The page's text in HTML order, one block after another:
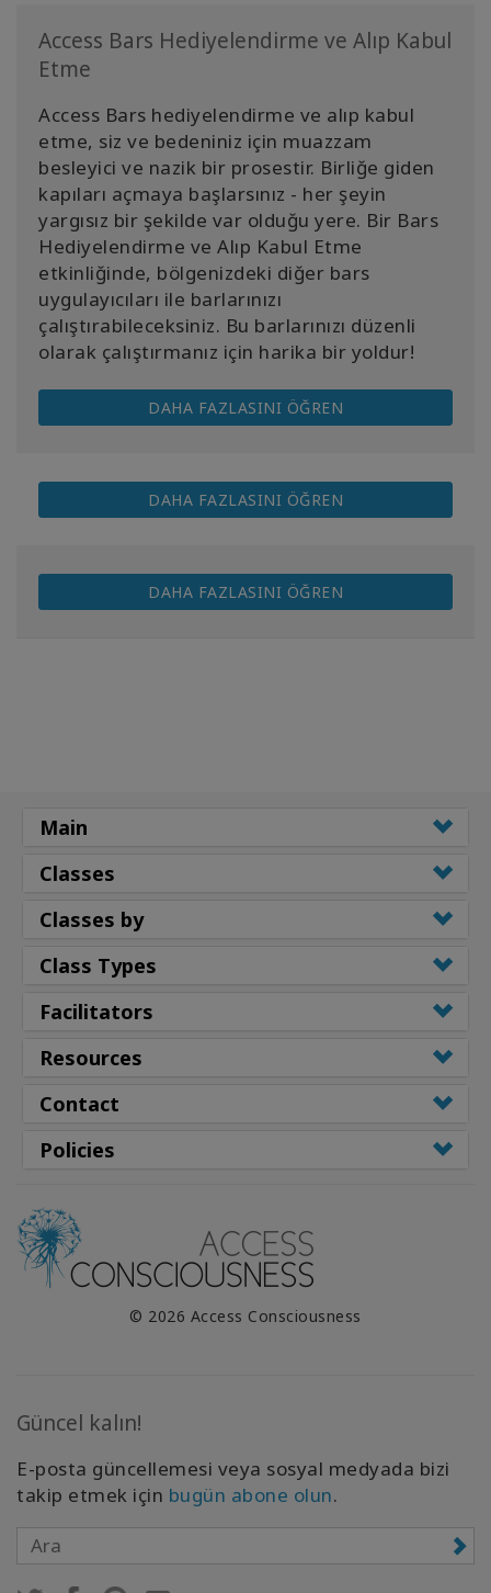
Access Bars Hediyelendirme ve Alıp Kabul
Etme
Access Bars hediyelendirme ve alıp kabul
etme, siz ve bedeniniz için muazzam
besleyici ve nazik bir prosestir. Birliğe giden
kapıları açmaya başlarsınız - her şeyin
yargısız bir şekilde var olduğu yere. Bir Bars
Hediyelendirme ve Alıp Kabul Etme
etkinliğinde, bölgenizdeki diğer bars
uygulayıcıları ile barlarınızı
çalıştırabileceksiniz. Bu barlarınızı düzenli
olarak çalıştırmanız için harika bir yoldur!
DAHA FAZLASINI ÖĞREN
DAHA FAZLASINI ÖĞREN
DAHA FAZLASINI ÖĞREN
Main
Classes
Classes by
Class Types
Facilitators
Resources
Contact
Policies
© 2026 Access Consciousness
Güncel kalın!
E-posta güncellemesi veya sosyal medyada bizi
takip etmek için bugün abone olun.